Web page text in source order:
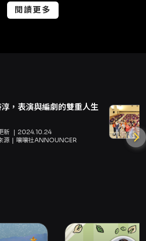
配額（例：一般圓桌每桌5人、部
3人、方桌6人等），購票頁面會
式包含信用卡
JCB）及 ATM 虛擬帳號。全
定為準）。 節目長度與建議 演出
出長度約70–90分鐘（場次差異
議於開演前使用洗手間並於開演
演出含即興內容與成人向/非兒
執行：超市；企劃構成：菜頭。
問題可透過活動頁面或卡米地粉
閱讀更多
，表演與編劇的雙重人生
新
2024.10.24
源
嚷嚷社ANNOUNCER